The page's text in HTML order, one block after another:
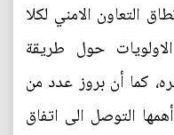
التعاون الامني لكلا
حول طريقة
كما أن بروز عدد من
التوصل الى اتفاق